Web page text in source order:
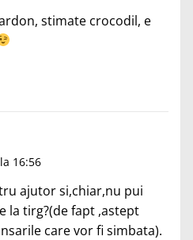
stimate crocodil, e
16:56
ajutor si,chiar,nu pui
la tirg?(de fapt ,astept
care vor fi simbata).